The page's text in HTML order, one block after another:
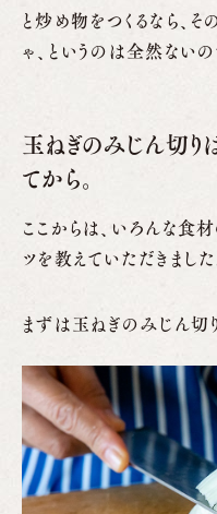
と炒め物をつくるなら、そ
ゃ、というのは全然ないの
玉ねぎのみじん切
てから。
ここからは、いろんな食材
ツを教えていただきました。
まずは玉ねぎのみじん切り